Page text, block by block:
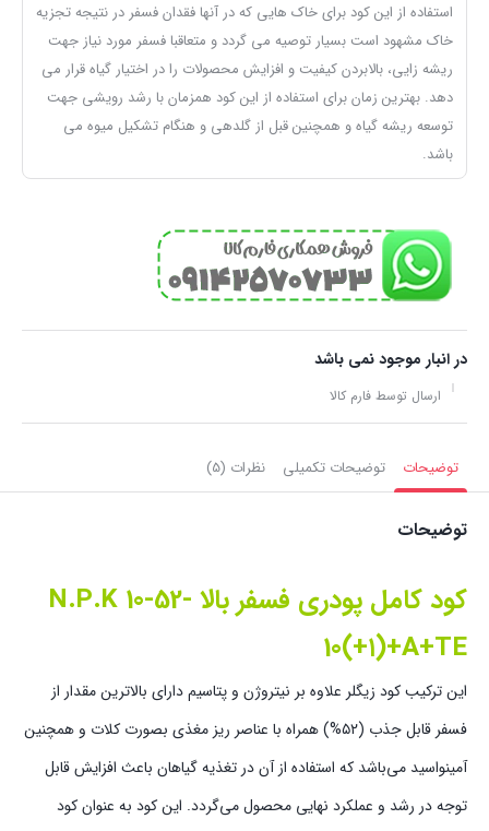
استفاده از این کود برای خاک هایی که در آنها فقدان فسفر در نتیجه تجزیه
خاک مشهود است بسیار توصیه می گردد و متعاقبا فسفر مورد نیاز جهت
ریشه زایی، بالابردن کیفیت و افزایش محصولات را در اختیار گیاه قرار می
دهد. بهترین زمان برای استفاده از این کود همزمان با رشد رویشی جهت
توسعه ریشه گیاه و همچنین قبل از گلدهی و هنگام تشکیل میوه می
باشد.
در انبار موجود نمی باشد
ارسال توسط فارم کالا
توضیحات توضیحات تکمیلی نظرات (5)
توضیحات
کود کامل پودری فسفر بالا N.P.K 10-52-
10(+۱)+A+TE
این ترکیب کود زیگلر علاوه بر نیتروژن و پتاسیم دارای بالاترین مقدار از
فسفر قابل جذب (۵۲%) همراه با عناصر ریز مغذی بصورت کلات و همچنین
آمینواسید می‌باشد که استفاده از آن در تغذیه گیاهان باعث افزایش قابل
توجه در رشد و عملکرد نهایی محصول می‌گردد. این کود به عنوان کود